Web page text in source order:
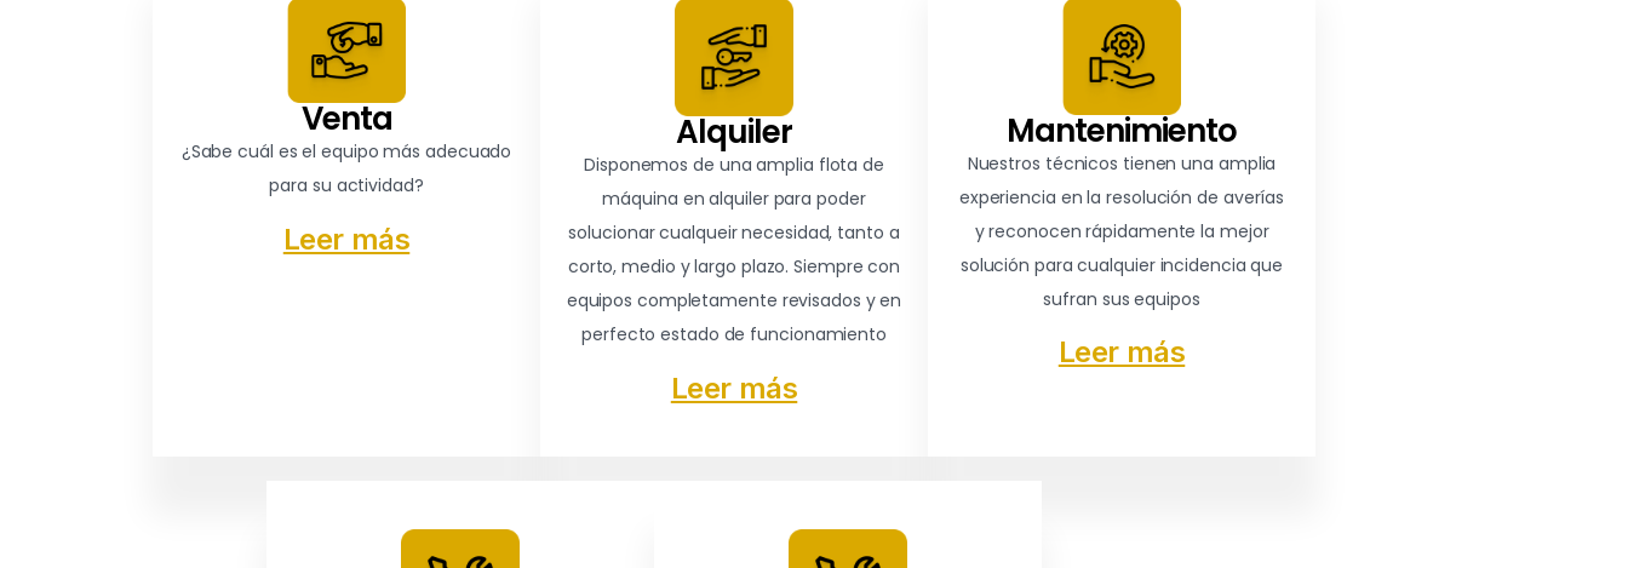
Venta
¿Sabe cuál es el equipo más adecuado
para su actividad?
Leer más
Alquiler
Disponemos de una amplia flota de
máquina en alquiler para poder
solucionar cualqueir necesidad, tanto a
corto, medio y largo plazo. Siempre con
equipos completamente revisados y en
perfecto estado de funcionamiento
Leer más
Mantenimiento
Nuestros técnicos tienen una amplia
experiencia en la resolución de averías
y reconocen rápidamente la mejor
solución para cualquier incidencia que
sufran sus equipos
Leer más